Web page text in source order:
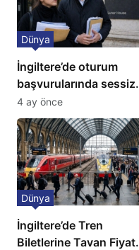
İngiltere’de oturum
başvurularında sessiz
kriz: Büyükelçilikten
açıklama!
Dünya
4 ay önce
İngiltere’de Tren
Biletlerine Tavan Fiyat:
Dünya